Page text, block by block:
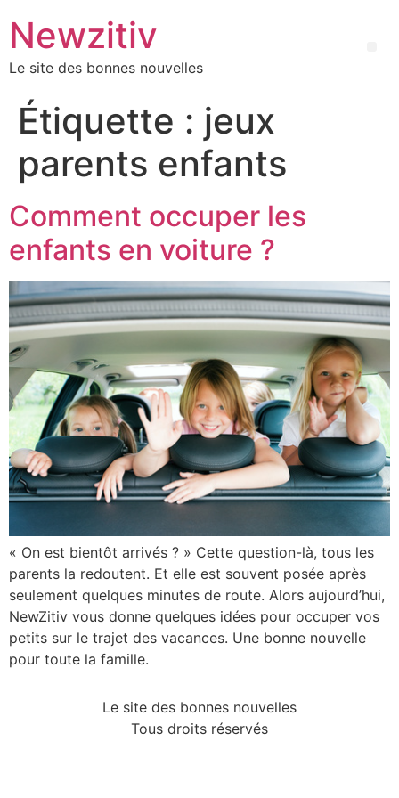
Newzitiv
Le site des bonnes nouvelles
Étiquette : jeux
parents enfants
Comment occuper les
enfants en voiture ?
« On est bientôt arrivés ? » Cette question-là, tous les
parents la redoutent. Et elle est souvent posée après
seulement quelques minutes de route. Alors aujourd’hui,
NewZitiv vous donne quelques idées pour occuper vos
petits sur le trajet des vacances. Une bonne nouvelle
pour toute la famille.
Le site des bonnes nouvelles
Tous droits réservés